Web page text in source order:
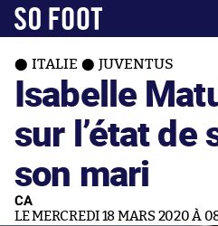
ITALIE JUVENTUS
Isabelle
sur l’état de
son mari
CA
LE MERCREDI 18 MARS 2020 À